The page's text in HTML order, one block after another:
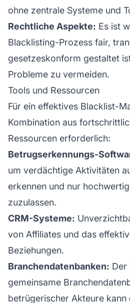
ohne zentrale Systeme und
Rechtliche Aspekte: Es ist
Blacklisting-Prozess fair,
gesetzeskonform gestaltet
Probleme zu vermeiden.
Tools und Ressourcen
Für ein effektives Blacklist-
Kombination aus
Ressourcen erforderlich:
Betrugserkennungs-
um verdächtige Aktivitäten
erkennen und nur
zuzulassen.
CRM-Systeme:
von Affiliates und das
Beziehungen.
Branchendatenbanken: Der
gemeinsame
betrügerischer Akteure kann